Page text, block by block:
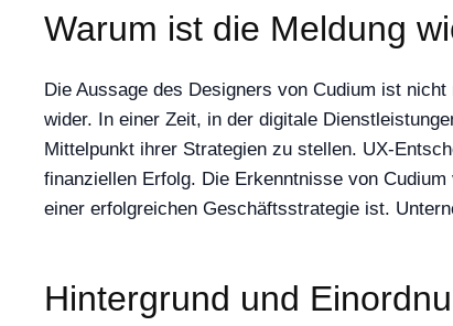
Warum ist die Meldung
Die Aussage des Designers von Cudium ist
wider. In einer Zeit, in der digitale
Mittelpunkt ihrer Strategien zu stellen. UX-
finanziellen Erfolg. Die Erkenntnisse von
einer erfolgreichen Geschäftsstrategie ist.
Hintergrund und